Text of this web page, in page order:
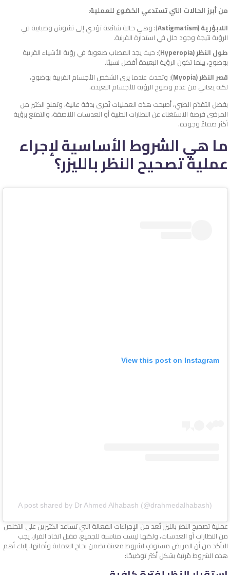
من أبرز الحالات التي تستدعي الخضوع للعملية:
اللابؤرية (Astigmatism
): وهي حالة شائعة تؤدي إلى تشوش وضبابية في
الرؤية نتيجة وجود خلل في استدارة القرنية.
طول النظر (Hyperopia
): حيث يجد المصاب صعوبة في رؤية الأشياء القريبة
بوضوح، بينما تكون الرؤية البعيدة أفضل نسبيًا.
قصر النظر (Myopia
): وتحدث عندما يرى الشخص الأجسام القريبة بوضوح،
لكنه يعاني من عدم وضوح الرؤية للأجسام البعيدة.
بفضل التقدّم الطبي، أصبحت هذه العمليات تُجرى بدقة عالية، وتمنح الكثير من
المرضى فرصة الاستغناء عن النظارات الطبية أو العدسات اللاصقة، والتمتع برؤية
أكثر صفاءً وجودة.
ما هي الشروط الأساسية لإجراء
عملية تصحيح النظر بالليزر؟
View this post on Instagram
A post shared by Dr Ahmed Alhabash (@drahmedalhabash)
عملية تصحيح النظر بالليزر تُعد من الإجراءات الفعالة التي تساعد الكثيرين على التخلص
من النظارات أو العدسات، ولكنها ليست مناسبة للجميع. فقبل اتخاذ القرار، يجب
التأكد من أن المريض مستوفٍ لشروط معينة تضمن نجاح العملية وأمانها. إليك أهم
هذه الشروط مُرتبة بشكل أكثر توضيحًا: